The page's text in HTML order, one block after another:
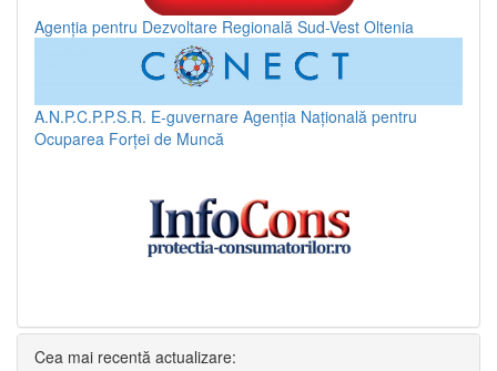
Agenția pentru Dezvoltare Regională Sud-Vest Oltenia
A.N.P.C.P.P.S.R. E-guvernare Agenția Națională pentru
Ocuparea Forței de Muncă
Cea mai recentă actualizare: